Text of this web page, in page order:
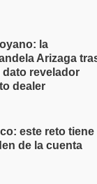
la
Arizaga
dato revelador
dealer
este reto tiene
de la cuenta